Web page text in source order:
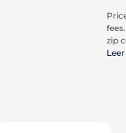
zip
all